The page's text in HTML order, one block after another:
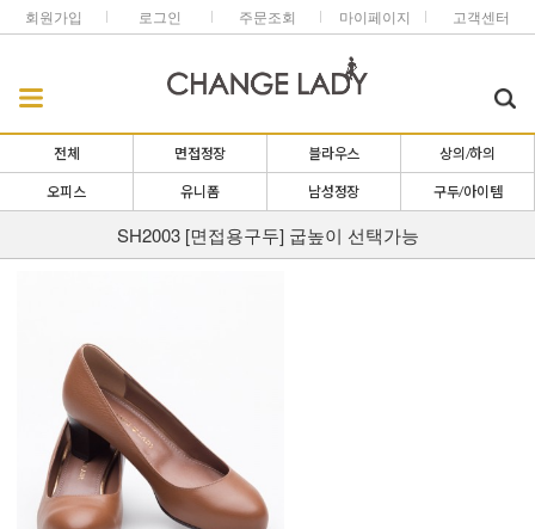
회원가입 로그인 주문조회 마이페이지 고객센터
전체 면접정장 블라우스 상의/하의
오피스 유니폼 남성정장 구두/아이템
SH2003 [면접용구두] 굽높이 선택가능